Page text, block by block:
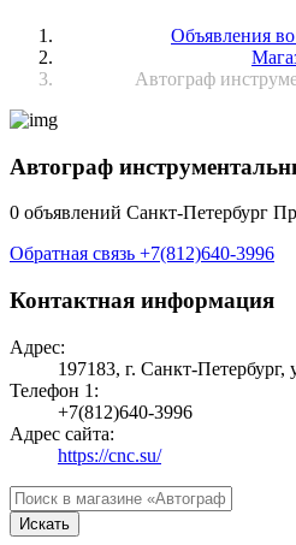
Объявления
Автограф
Автограф
0 объявлений Санкт-Петербург
Обратная связь +7(812)640-3996
Контактная информация
Адрес:
197183, г. Санкт-Петербург,
Телефон 1:
+7(812)640-3996
Адрес сайта:
https://cnc.su/
Искать